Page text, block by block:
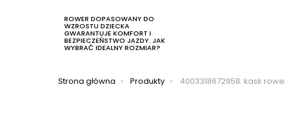
ROWER DOPASOWANY DO
WZROSTU DZIECKA
GWARANTUJE KOMFORT I
BEZPIECZEŃSTWO JAZDY. JAK
WYBRAĆ IDEALNY ROZMIAR?
Jesteś tutaj:
Strona główna Produkty 4003318672958: kask rowerowy abus smiley 3.0, kolor